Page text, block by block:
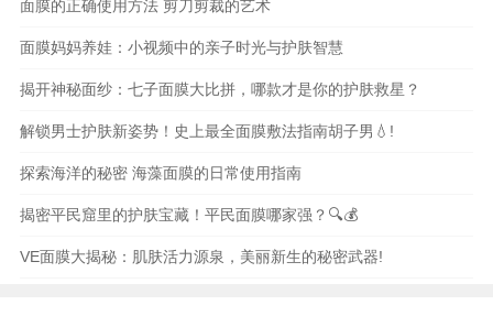
面膜的正确使用方法 剪刀剪裁的艺术
面膜妈妈养娃：小视频中的亲子时光与护肤智慧
揭开神秘面纱：七子面膜大比拼，哪款才是你的护肤救星？
解锁男士护肤新姿势！史上最全面膜敷法指南胡子男💧!
探索海洋的秘密 海藻面膜的日常使用指南
揭密平民窟里的护肤宝藏！平民面膜哪家强？🔍💰
VE面膜大揭秘：肌肤活力源泉，美丽新生的秘密武器!